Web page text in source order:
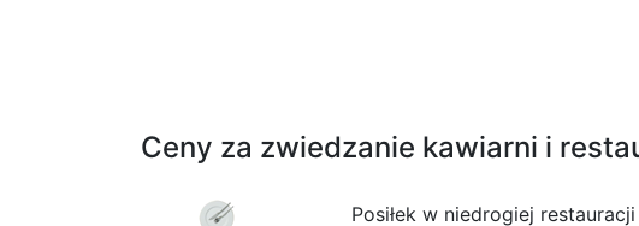
Ceny za zwiedzanie kawiarni i
Posiłek w niedrogiej restauracji